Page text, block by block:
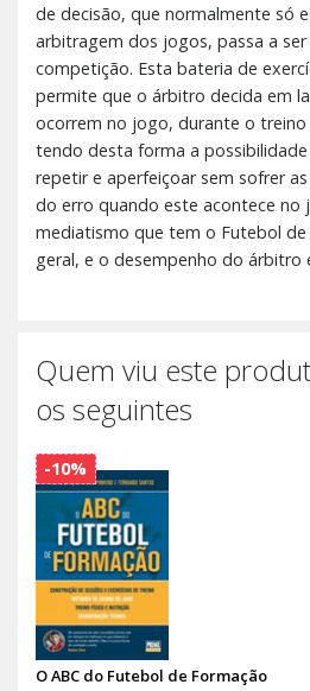
de decisão, que normalmente só
arbitragem dos jogos, passa a
competição. Esta bateria de
permite que o árbitro decida em
ocorrem no jogo, durante o
tendo desta forma a
repetir e aperfeiçoar sem sofrer
do erro quando este acontece no
mediatismo que tem o Futebol
geral, e o desempenho do árbitro
Quem viu este
os seguintes
O ABC do Futebol de Formação
-10%